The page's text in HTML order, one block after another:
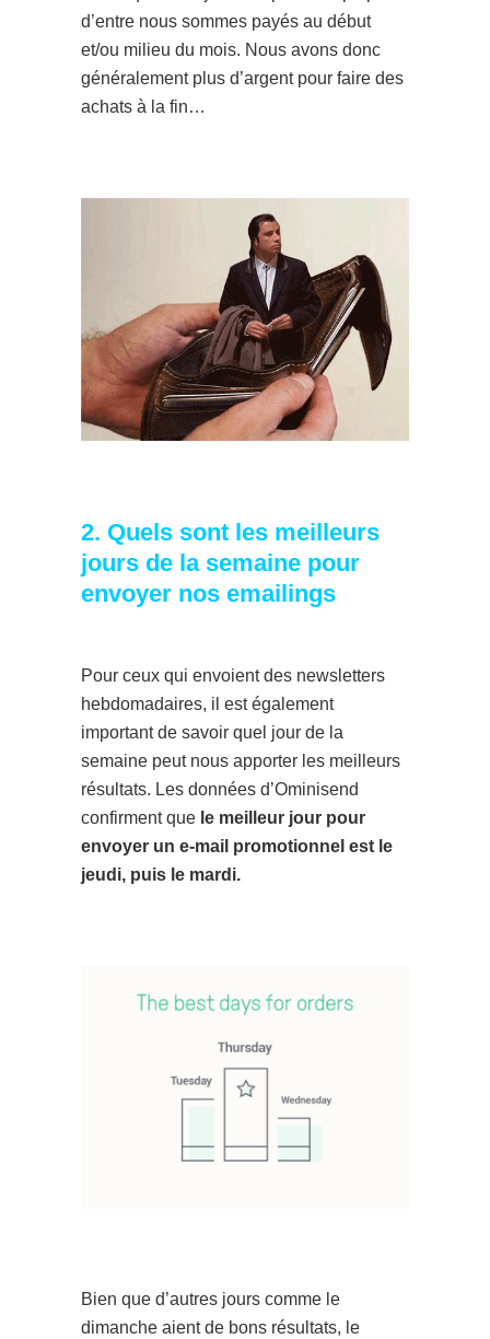
d’entre nous sommes payés au début
et/ou milieu du mois. Nous avons donc
généralement plus d’argent pour faire des
achats à la fin…
2. Quels sont les meilleurs
jours de la semaine pour
envoyer nos emailings
Pour ceux qui envoient des newsletters
hebdomadaires, il est également
important de savoir quel jour de la
semaine peut nous apporter les meilleurs
résultats. Les données d’Ominisend
confirment que le meilleur jour pour
envoyer un e-mail promotionnel est le
jeudi, puis le mardi.
Bien que d’autres jours comme le
dimanche aient de bons résultats, le